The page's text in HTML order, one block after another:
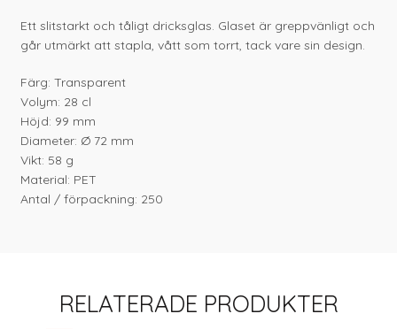
Ett slitstarkt och tåligt dricksglas. Glaset är greppvänligt och
går utmärkt att stapla, vått som torrt, tack vare sin design.
Färg: Transparent
Volym: 28 cl
Höjd: 99 mm
Diameter: Ø 72 mm
Vikt: 58 g
Material: PET
Antal / förpackning: 250
RELATERADE PRODUKTER